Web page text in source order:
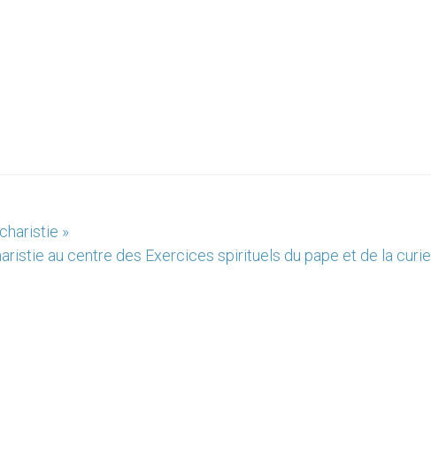
»
au centre des Exercices spirituels du pape et de la curie